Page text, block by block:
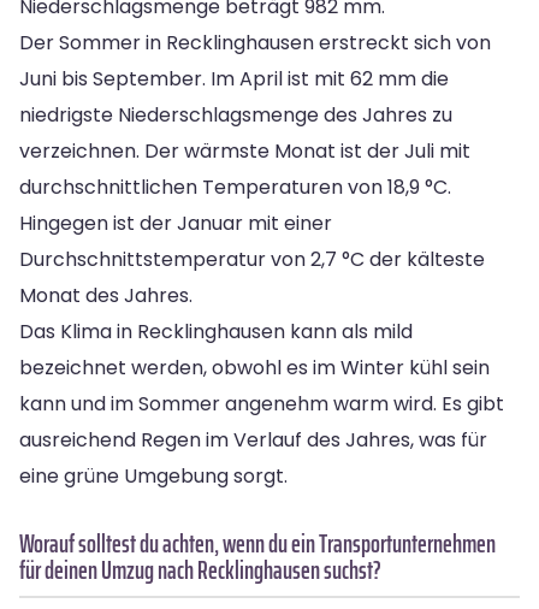
Niederschlagsmenge beträgt 982 mm.
Der Sommer in Recklinghausen erstreckt sich von
Juni bis September. Im April ist mit 62 mm die
niedrigste Niederschlagsmenge des Jahres zu
verzeichnen. Der wärmste Monat ist der Juli mit
durchschnittlichen Temperaturen von 18,9 °C.
Hingegen ist der Januar mit einer
Durchschnittstemperatur von 2,7 °C der kälteste
Monat des Jahres.
Das Klima in Recklinghausen kann als mild
bezeichnet werden, obwohl es im Winter kühl sein
kann und im Sommer angenehm warm wird. Es gibt
ausreichend Regen im Verlauf des Jahres, was für
eine grüne Umgebung sorgt.
Worauf solltest du achten, wenn du ein Transportunternehmen
für deinen Umzug nach Recklinghausen suchst?